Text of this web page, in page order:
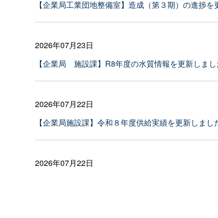
【企業局工業団地整備室】造成（第３期）の進捗を
2026年07月23日
【企業局 施設課】R8年度の水質情報を更新しまし
2026年07月22日
【企業局施設課】令和８年度供給実績を更新しまし
2026年07月22日